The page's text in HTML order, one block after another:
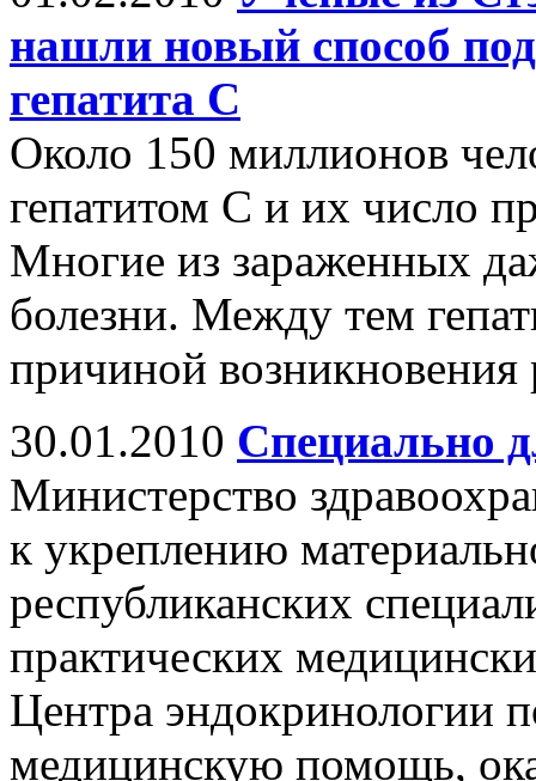
нашли новый способ
гепатита С
Около 150 миллионов
гепатитом С и их число
Многие из зараженных
болезни. Между тем
причиной возникновения
30.01.2010 Специально
Министерство
к укреплению
республиканских
практических
Центра эндокринологии
медицинскую помощь,